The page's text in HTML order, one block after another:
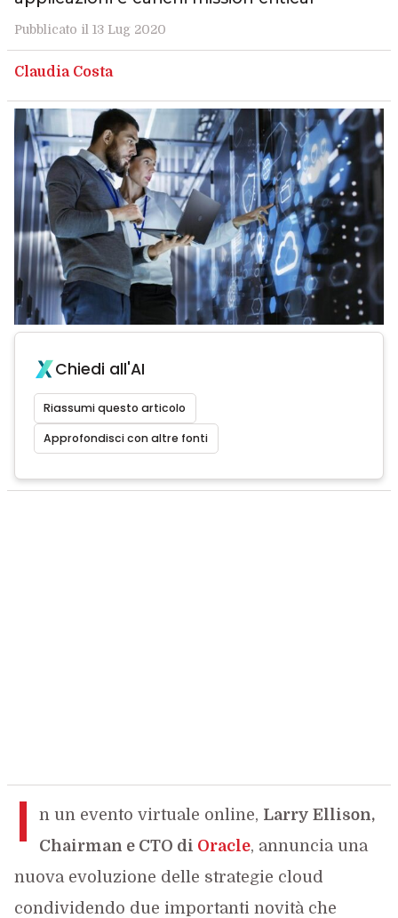
Pubblicato il 13 Lug 2020
Claudia Costa
Chiedi all'AI
Riassumi questo articolo
Approfondisci con altre fonti
I n un evento virtuale online, Larry Ellison,
Chairman e CTO di Oracle, annuncia una
nuova evoluzione delle strategie cloud
condividendo due importanti novità che